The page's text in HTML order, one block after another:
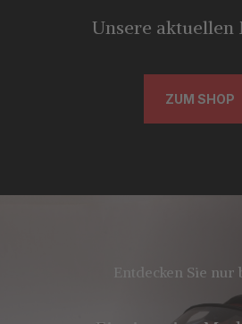
Unsere aktuellen
ZUM SHOP
Entdecken Sie nur